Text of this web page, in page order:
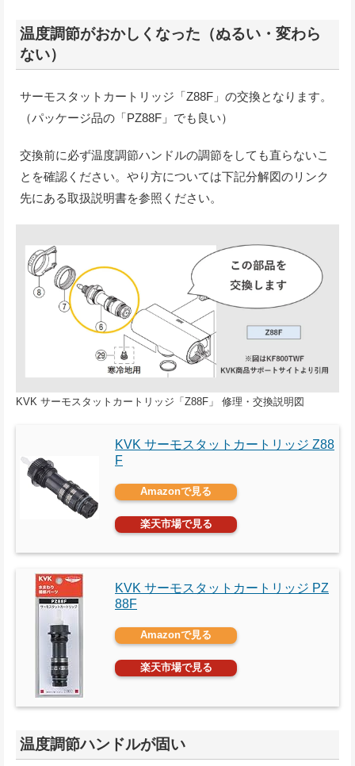
温度調節がおかしくなった（ぬるい・変わら
ない）
サーモスタットカートリッジ「Z88F」の交換となります。
（パッケージ品の「PZ88F」でも良い）
交換前に必ず温度調節ハンドルの調節をしても直らないこ
とを確認ください。やり方については下記分解図のリンク
先にある取扱説明書を参照ください。
KVK サーモスタットカートリッジ「Z88F」 修理・交換説明図
KVK サーモスタットカートリッジ Z88
F
Amazonで見る
楽天市場で見る
KVK サーモスタットカートリッジ PZ
88F
Amazonで見る
楽天市場で見る
温度調節ハンドルが固い